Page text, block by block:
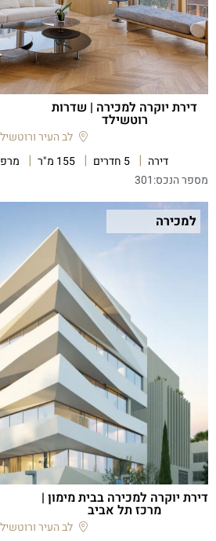
דירת יוקרה למכירה | שדרות
רוטשילד
לב העיר
דירה
5 חדרים 155 מ"ר
מספר הנכס:301
למכירה
דירת יוקרה למכירה בבית מימון |
מרכז תל אביב
לב העיר